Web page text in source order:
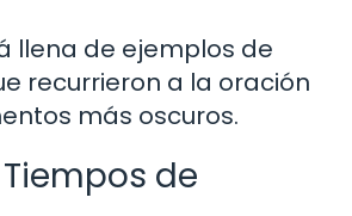
llena de ejemplos de
recurrieron a la oración
más oscuros.
Tiempos de